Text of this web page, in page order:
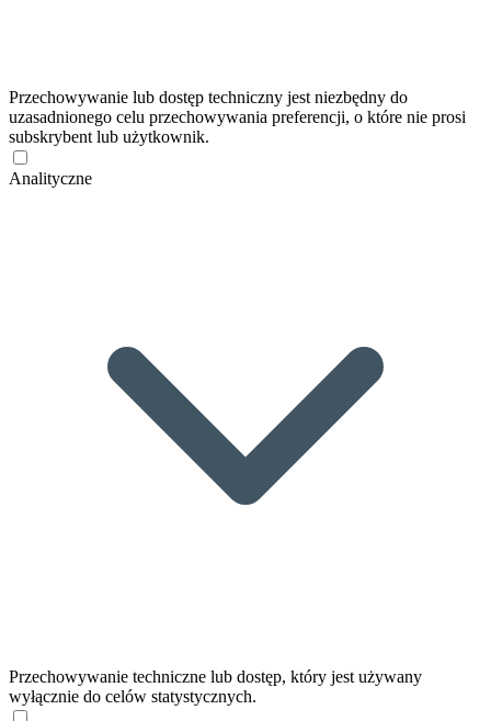
Przechowywanie lub dostęp techniczny jest niezbędny do
uzasadnionego celu przechowywania preferencji, o które nie prosi
subskrybent lub użytkownik.
Analityczne
Przechowywanie techniczne lub dostęp, który jest używany
wyłącznie do celów statystycznych.